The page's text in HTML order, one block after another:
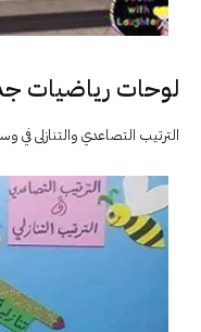
لوحات رياضيات
الترتيب التصاعدي والتنازلى